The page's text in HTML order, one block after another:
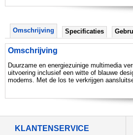
Omschrijving Specificaties
Omschrijving
Duurzame en energiezuinige multimedia
uitvoering inclusief een witte of blauwe
modems. Met de los te verkrijgen
KLANTENSERVICE